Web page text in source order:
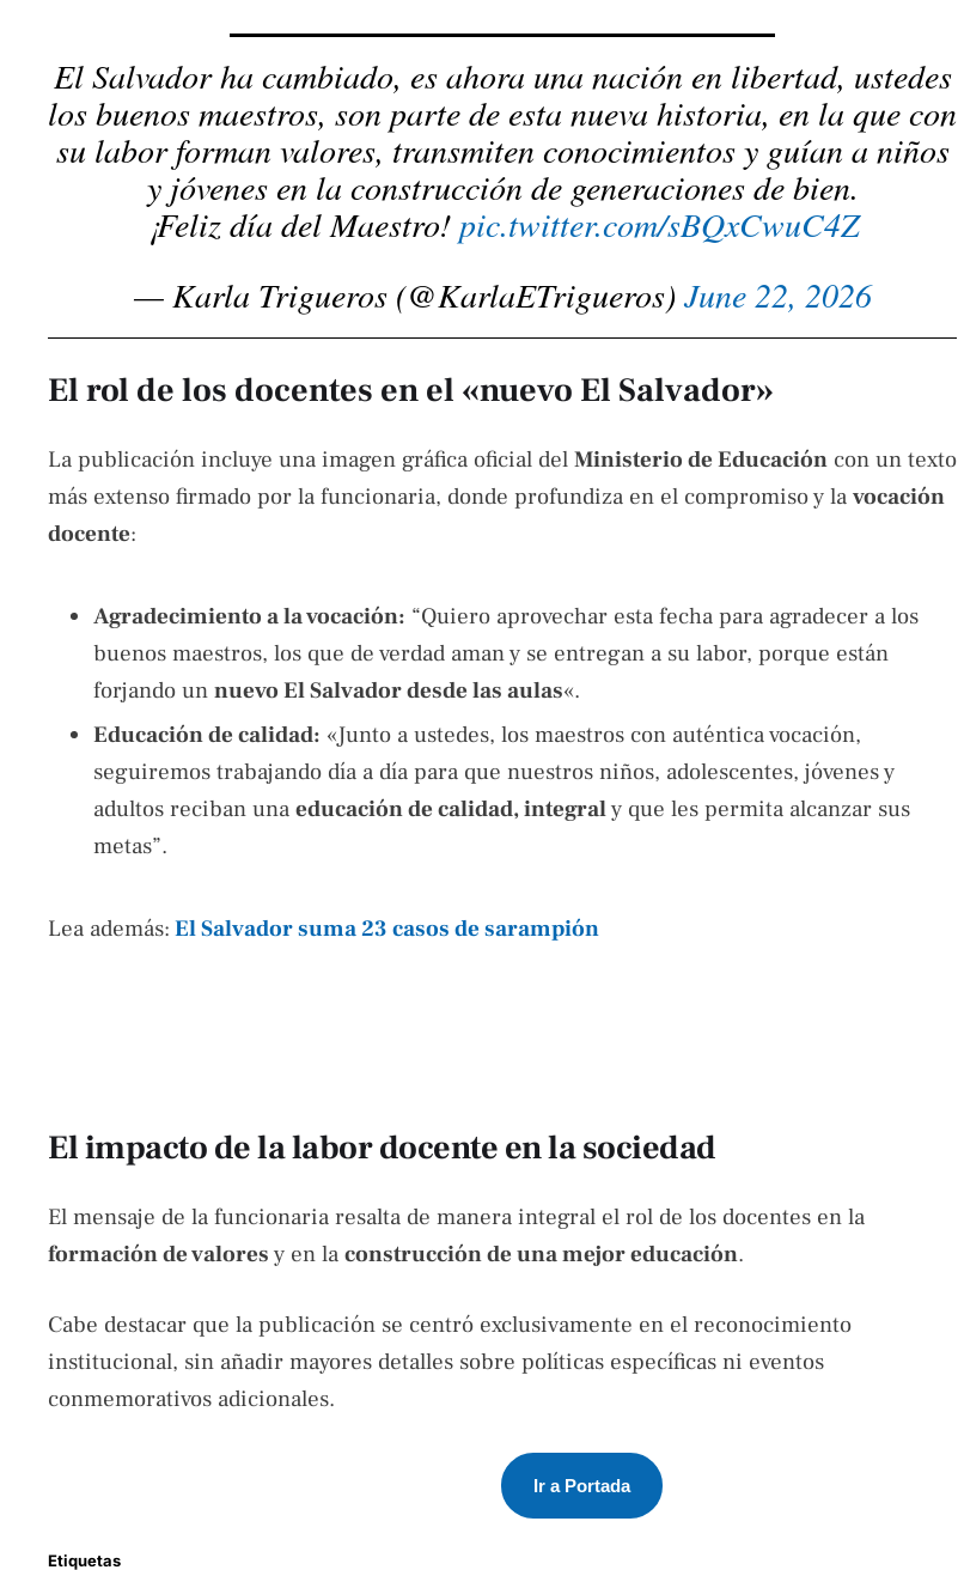
El Salvador ha cambiado, es ahora una nación en libertad, ustedes
los buenos maestros, son parte de esta nueva historia, en la que con
su labor forman valores, transmiten conocimientos y guían a niños
y jóvenes en la construcción de generaciones de bien.
¡Feliz día del Maestro!pic.twitter.com/sBQxCwuC4Z
— Karla Trigueros (@KarlaETrigueros)June 22, 2026
El rol de los docentes en el «nuevo El Salvador»
La publicación incluye una imagen gráfica oficial del Ministerio de Educación con un texto
más extenso firmado por la funcionaria, donde profundiza en el compromiso y la vocación
docente:
Agradecimiento a la vocación: “Quiero aprovechar esta fecha para agradecer a los
buenos maestros, los que de verdad aman y se entregan a su labor, porque están
forjando un nuevo El Salvador desde las aulas«.
Educación de calidad: «Junto a ustedes, los maestros con auténtica vocación,
seguiremos trabajando día a día para que nuestros niños, adolescentes, jóvenes y
adultos reciban una educación de calidad, integraly que les permita alcanzar sus
metas”.
Lea además: El Salvador suma 23 casos de sarampión
El impacto de la labor docente en la sociedad
El mensaje de la funcionaria resalta de manera integral el rol de los docentes en la
formación de valores y en la construcción de una mejor educación.
Cabe destacar que la publicación se centró exclusivamente en el reconocimiento
institucional, sin añadir mayores detalles sobre políticas específicas ni eventos
conmemorativos adicionales.
Ir a Portada
Etiquetas